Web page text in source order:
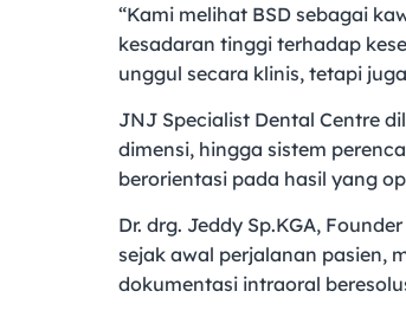
“Kami melihat BSD sebagai
kesadaran tinggi terhadap
unggul secara klinis, tetapi
JNJ Specialist Dental Centre
dimensi, hingga sistem
berorientasi pada hasil yang
Dr. drg. Jeddy Sp.KGA,
sejak awal perjalanan pasien,
dokumentasi intraoral